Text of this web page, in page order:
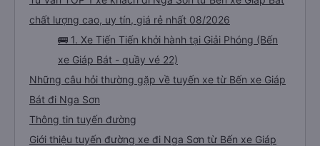
chất lượng cao, uy tín, giá rẻ nhất 08/2026
🚌 1. Xe Tiến Tiến khởi hành tại Giải Phóng (Bến
xe Giáp Bát - quầy vé 22)
Những câu hỏi thường gặp về tuyến xe từ Bến xe Giáp
Bát đi Nga Sơn
Thông tin tuyến đường
Giới thiệu tuyến đường xe đi Nga Sơn từ Bến xe Giáp